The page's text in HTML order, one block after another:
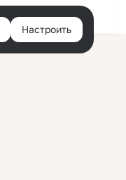
Настроить